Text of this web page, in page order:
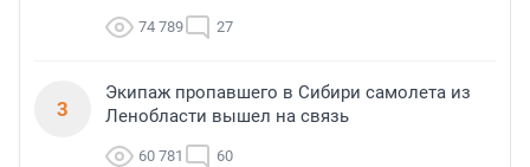
74 789 27
3
Экипаж пропавшего в Сибири самолета из
Ленобласти вышел на связь
60 781 60